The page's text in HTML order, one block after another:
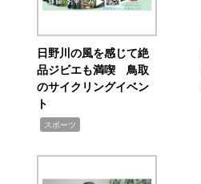
日野川の風を感じて絶
品ジビエも満喫 鳥取
のサイクリングイベン
ト
スポーツ